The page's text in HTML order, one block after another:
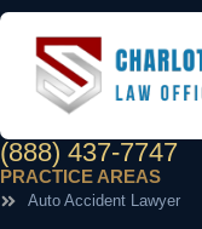
(888) 437-7747
PRACTICE AREAS
Auto Accident Lawyer